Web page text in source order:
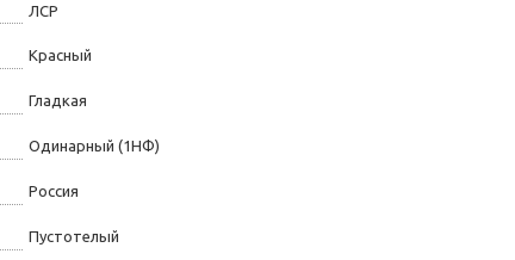
ЛСР
Красный
Гладкая
Одинарный (1НФ)
Россия
Пустотелый